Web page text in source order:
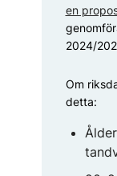
en
2024/
Om
detta: